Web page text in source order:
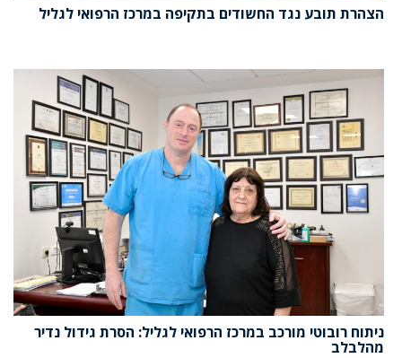
הצהרת תובע נגד החשודים בתקיפה במרכז הרפואי לגליל
ניתוח רובוטי מורכב במרכז הרפואי לגליל: הסרת גידול נדיר
מהלבלב